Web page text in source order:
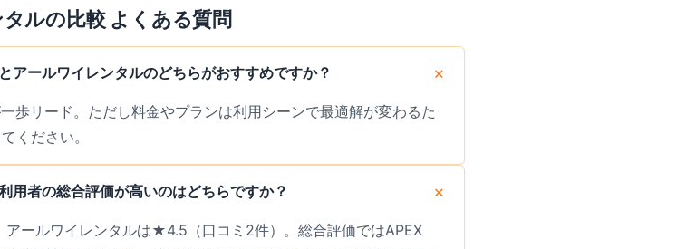
ルの比較 よくある質問
アールワイレンタルのどちらがおすすめですか？
歩リード。ただし料金やプランは利用シーンで最適解が変わるた
ください。
用者の総合評価が高いのはどちらですか？
ールワイレンタルは★4.5（口コミ2件）。総合評価ではAPEX